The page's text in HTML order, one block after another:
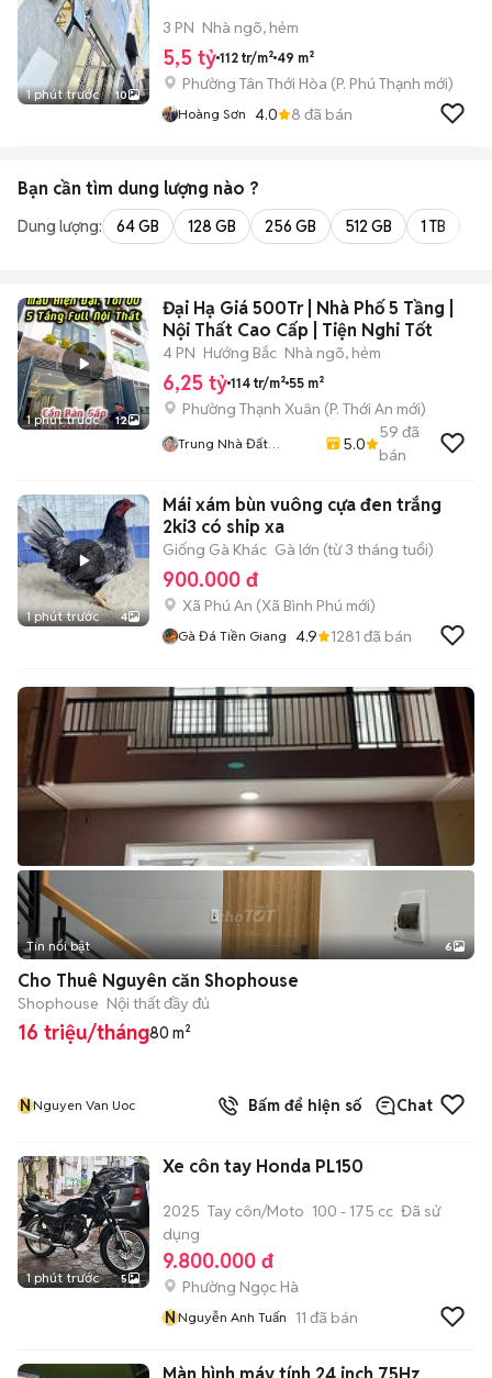
1 phút trước 10
3 PN Nhà ngõ, hẻm
5,5 tỷ 112 tr/m² 49 m²
Phường Tân Thới Hòa (P. Phú Thạnh mới)
Hoàng Sơn 4.0 8 đã bán
Bạn cần tìm dung lượng nào ?
Dung lượng: 64 GB 128 GB 256 GB 512 GB 1 TB
1 phút trước 12
Đại Hạ Giá 500Tr | Nhà Phố 5 Tầng |
Nội Thất Cao Cấp | Tiện Nghi Tốt
4 PN Hướng Bắc Nhà ngõ, hẻm
6,25 tỷ 114 tr/m² 55 m²
Phường Thạnh Xuân (P. Thới An mới)
Trung Nhà Đất
5.0
59 đã
bán
1 phút trước 4
Mái xám bùn vuông cựa đen trắng
2ki3 có ship xa
Giống Gà Khác Gà lớn (từ 3 tháng tuổi)
900.000 đ
Xã Phú An (Xã Bình Phú mới)
Gà Đá Tiền Giang 4.9 1281 đã bán
+2
Tin nổi bật 6
Cho Thuê Nguyên căn Shophouse
Shophouse Nội thất đầy đủ
16 triệu/tháng80 m²
NNguyen Van Uoc Bấm để hiện số Chat
1 phút trước 5
Xe côn tay Honda PL150
2025 Tay côn/Moto 100 - 175 cc Đã sử
dụng
9.800.000 đ
Phường Ngọc Hà
NNguyễn Anh Tuấn 11 đã bán